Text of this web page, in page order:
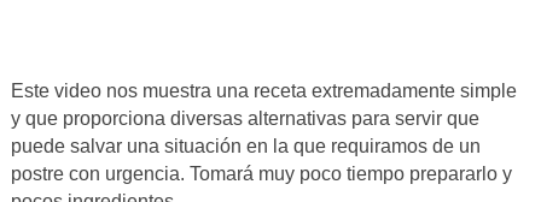
Este video nos muestra una receta extremadamente simple
y que proporciona diversas alternativas para servir que
puede salvar una situación en la que requiramos de un
postre con urgencia. Tomará muy poco tiempo prepararlo y